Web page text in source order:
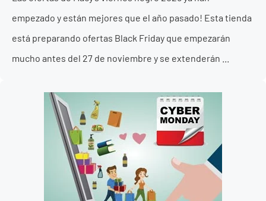
empezado y están mejores que el año pasado! Esta tienda
está preparando ofertas Black Friday que empezarán
mucho antes del 27 de noviembre y se extenderán ...